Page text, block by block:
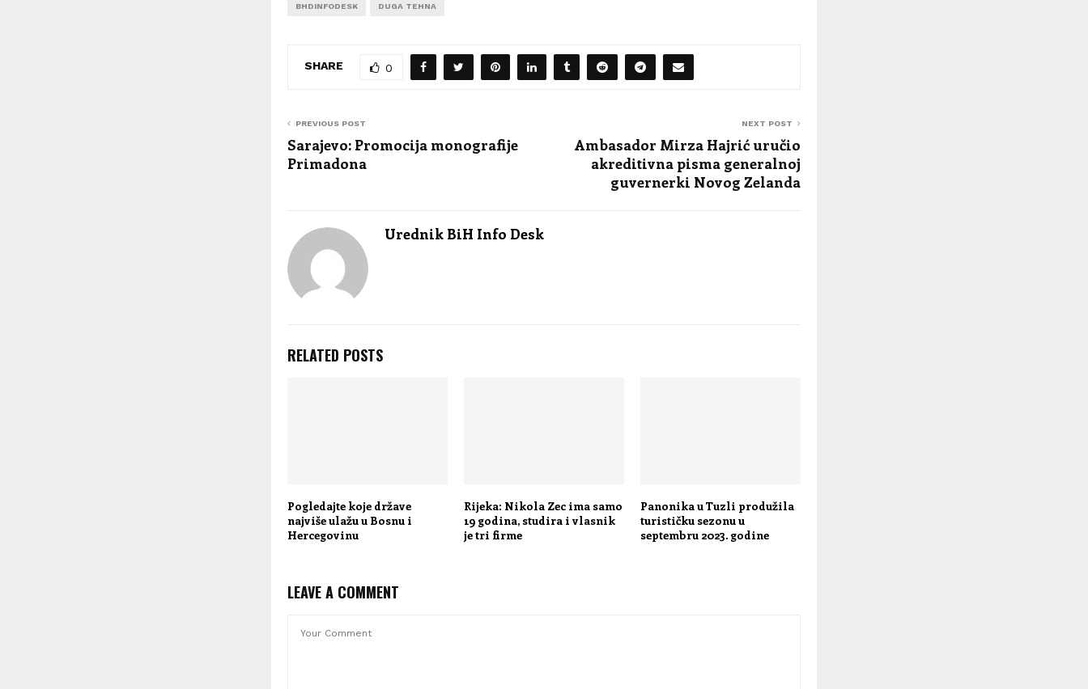
BHDINFODESK DUGA TEHNA
SHARE 0
PREVIOUS POST
Sarajevo: Promocija monografije
Primadona
NEXT POST
Ambasador Mirza Hajrić uručio
akreditivna pisma generalnoj
guvernerki Novog Zelanda
Urednik BiH Info Desk
RELATED POSTS
Pogledajte koje države
najviše ulažu u Bosnu i
Hercegovinu
Rijeka: Nikola Zec ima samo
19 godina, studira i vlasnik
je tri firme
Panonika u Tuzli produžila
turističku sezonu u
septembru 2023. godine
LEAVE A COMMENT